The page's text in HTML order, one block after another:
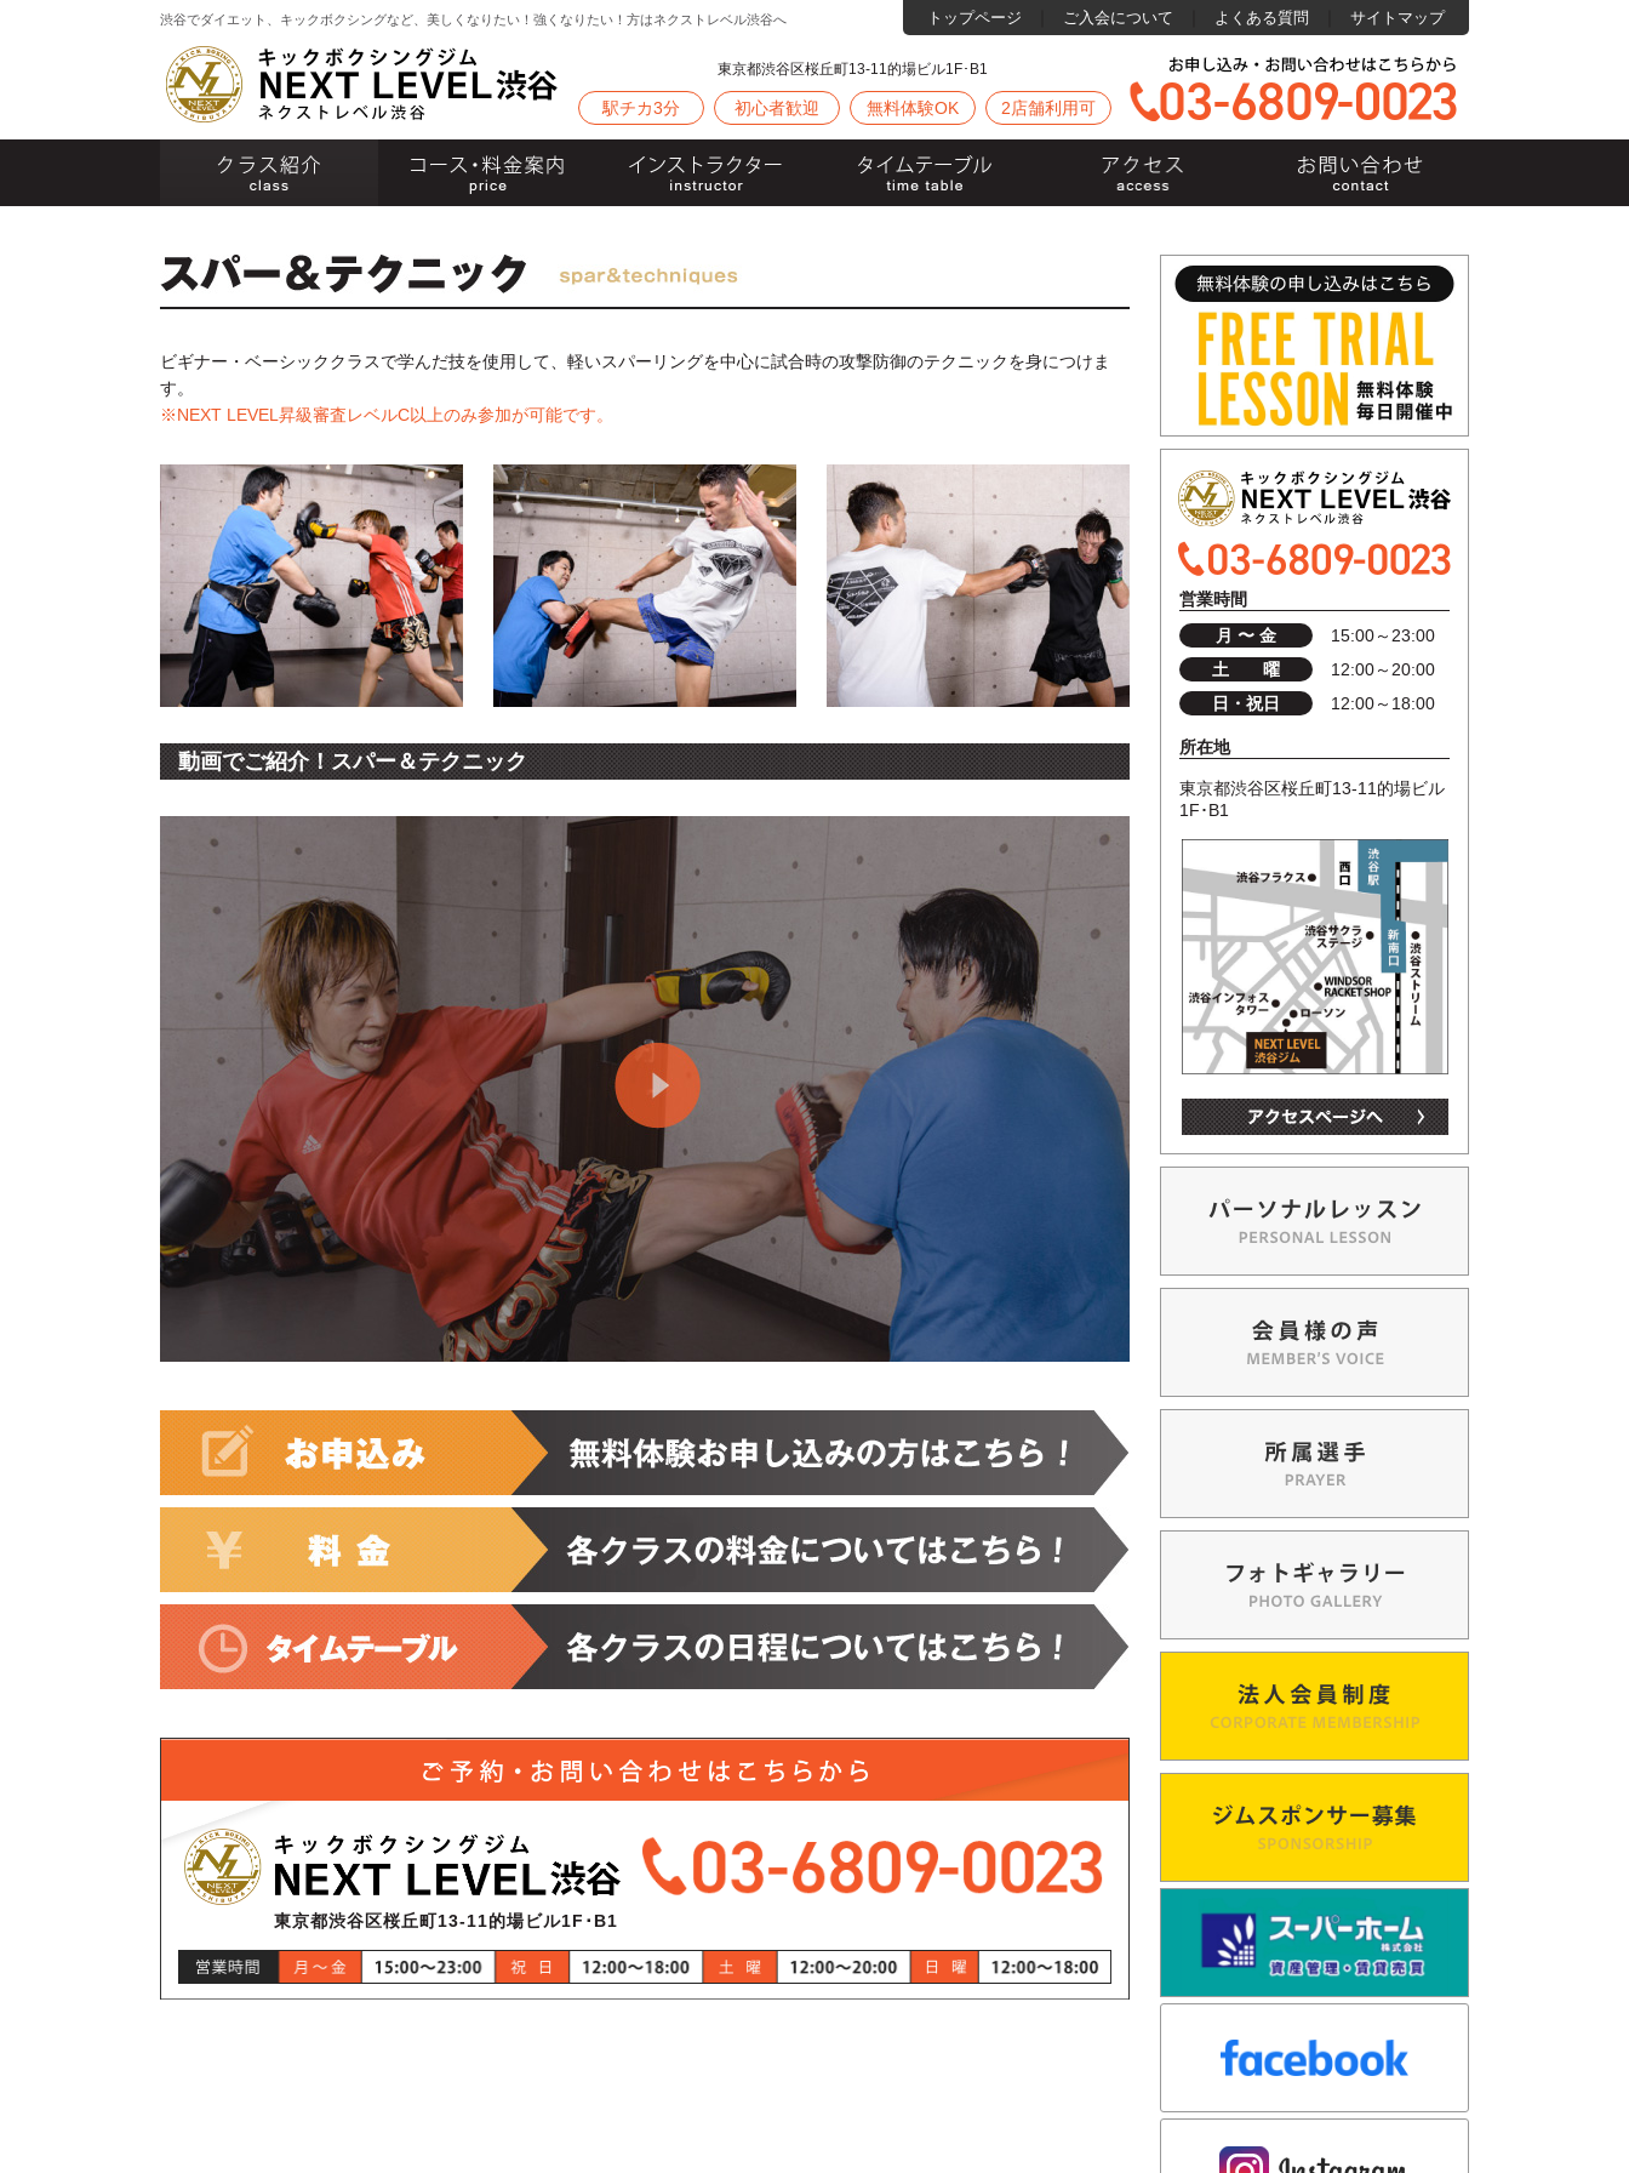
渋谷でダイエット、キックボクシングなど、美しくなりたい！強くなりたい！方はネクストレベル渋谷へ
東京都渋谷区桜丘町13-11的場ビル1F･B1
駅チカ3分 初心者歓迎 無料体験OK 2店舗利用可
トップページ ご入会について よくある質問 サイトマップ
ビギナー・ベーシッククラスで学んだ技を使用して、軽いスパーリングを中心に試合時の攻撃防御のテクニックを身につけま
す。
※NEXT LEVEL昇級審査レベルC以上のみ参加が可能です。
動画でご紹介！スパー＆テクニック
東京都渋谷区桜丘町13-11的場ビル1F･B1
営業時間
月 〜 金
15:00～23:00
土 曜
12:00～20:00
日・祝日
12:00～18:00
所在地
東京都渋谷区桜丘町13-11的場ビル
1F･B1